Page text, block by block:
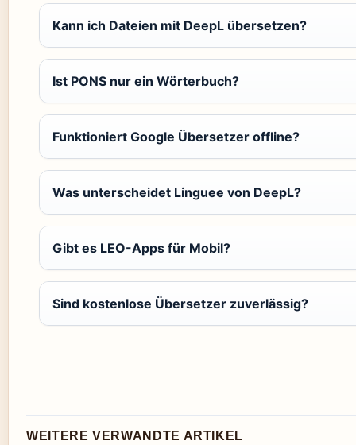
Kann ich Dateien mit DeepL übersetzen?
Ist PONS nur ein Wörterbuch?
Funktioniert Google Übersetzer offline?
Was unterscheidet Linguee von DeepL?
Gibt es LEO-Apps für Mobil?
Sind kostenlose Übersetzer zuverlässig?
WEITERE VERWANDTE ARTIKEL